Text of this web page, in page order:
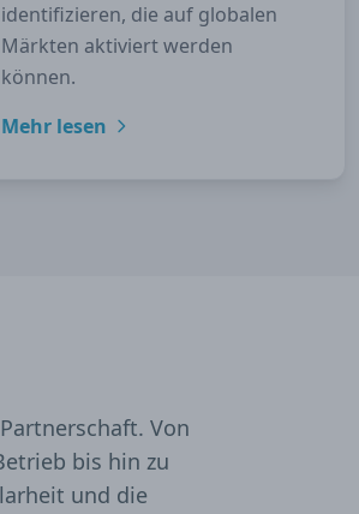
identifizieren, die auf globalen
Märkten aktiviert werden
können.
Mehr lesen
Von
bis hin zu
und die